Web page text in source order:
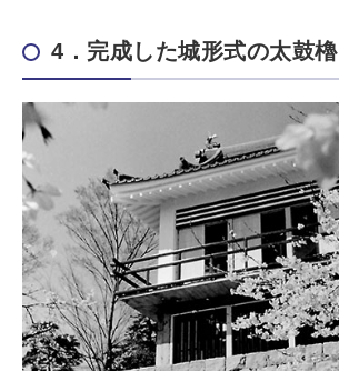
4．完成した城形式の太鼓櫓